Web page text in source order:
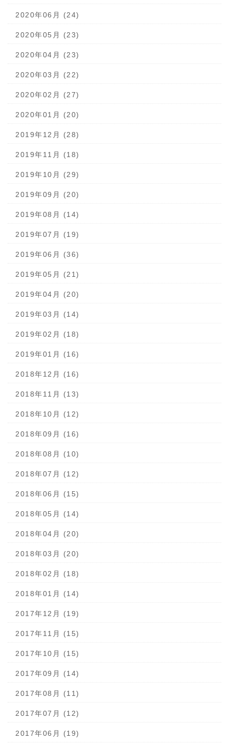
2020年06月 (24)
2020年05月 (23)
2020年04月 (23)
2020年03月 (22)
2020年02月 (27)
2020年01月 (20)
2019年12月 (28)
2019年11月 (18)
2019年10月 (29)
2019年09月 (20)
2019年08月 (14)
2019年07月 (19)
2019年06月 (36)
2019年05月 (21)
2019年04月 (20)
2019年03月 (14)
2019年02月 (18)
2019年01月 (16)
2018年12月 (16)
2018年11月 (13)
2018年10月 (12)
2018年09月 (16)
2018年08月 (10)
2018年07月 (12)
2018年06月 (15)
2018年05月 (14)
2018年04月 (20)
2018年03月 (20)
2018年02月 (18)
2018年01月 (14)
2017年12月 (19)
2017年11月 (15)
2017年10月 (15)
2017年09月 (14)
2017年08月 (11)
2017年07月 (12)
2017年06月 (19)